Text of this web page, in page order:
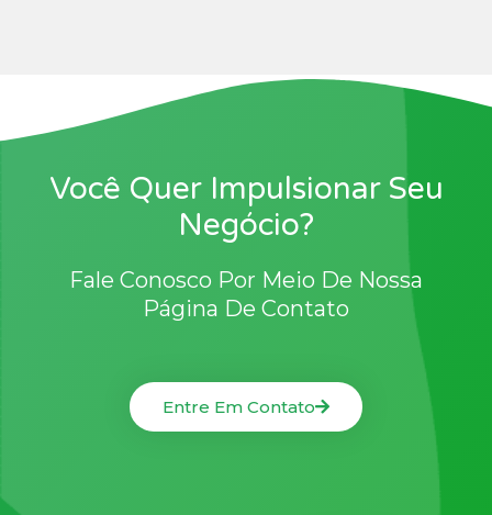
Você Quer Impulsionar Seu
Negócio?
Fale Conosco Por Meio De Nossa
Página De Contato
Entre Em Contato